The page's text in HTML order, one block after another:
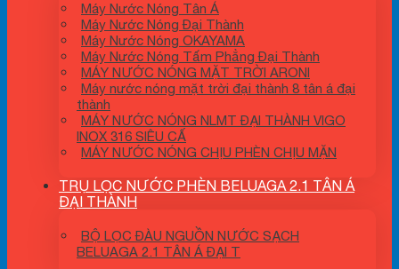
Máy Nước Nóng Tân Á
Máy Nước Nóng Đại Thành
Máy Nước Nóng OKAYAMA
Máy Nước Nóng Tấm Phẳng Đại Thành
MÁY NƯỚC NÓNG MẶT TRỜI ARONI
Máy nước nóng mặt trời đại thành 8 tân á đại
thành
MÁY NƯỚC NÓNG NLMT ĐẠI THÀNH VIGO
INOX 316 SIÊU CẤ
MÁY NƯỚC NÓNG CHỊU PHÈN CHỊU MẶN
TRỤ LỌC NƯỚC PHÈN BELUAGA 2.1 TÂN Á
ĐẠI THÀNH
BỘ LỌC ĐÀU NGUỒN NƯỚC SẠCH
BELUAGA 2.1 TÂN Á ĐẠI T